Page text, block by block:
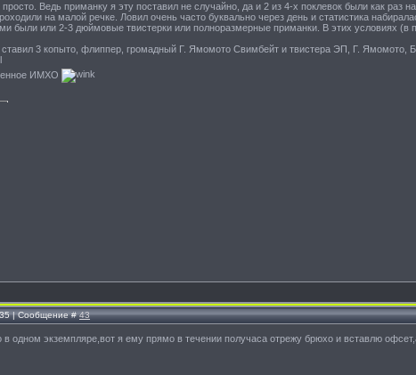
просто. Ведь приманку я эту поставил не случайно, да и 2 из 4-х поклевок были как
на малой речке. Ловил очень часто буквально через день и статистика
были или 2-3 дюймовые твистерки или полноразмерные приманки. В этих условиях (в
ставил 3 копыто, флиппер, громадный Г. Ямомото Свимбейт и твистера ЭП, Г. Ямомото,
ИМХО
| Сообщение #43
в одном экземпляре,вот я ему прямо в течении получаса отрежу брюхо и вставлю